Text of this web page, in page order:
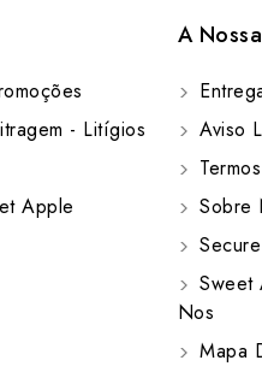
- Litígios
Apple
A
Aviso
Sobre
Sweet
Nos
Mapa